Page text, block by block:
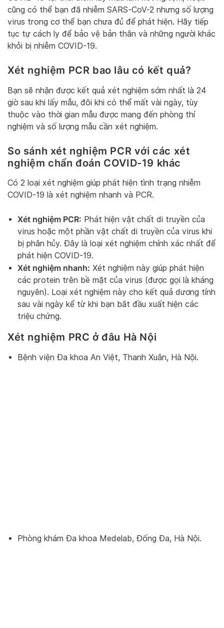
cũng có thể bạn đã nhiễm SARS-CoV-2 nhưng số lượng
virus trong cơ thể bạn chưa đủ để phát hiện. Hãy tiếp
tục tự cách ly để bảo vệ bản thân và những người khác
khỏi bị nhiễm COVID-19.
Xét nghiệm PCR bao lâu có kết quả?
Bạn sẽ nhận được kết quả xét nghiệm sớm nhất là 24
giờ sau khi lấy mẫu, đôi khi có thể mất vài ngày, tùy
thuộc vào thời gian mẫu được mang đến phòng thí
nghiệm và số lượng mẫu cần xét nghiệm.
So sánh xét nghiệm PCR với các xét
nghiệm chẩn đoán COVID-19 khác
Có 2 loại xét nghiệm giúp phát hiện tình trạng nhiễm
COVID-19 là xét nghiệm nhanh và PCR.
Xét nghiệm PCR: Phát hiện vật chất di truyền của
virus hoặc một phần vật chất di truyền của virus khi
bị phân hủy. Đây là loại xét nghiệm chính xác nhất để
phát hiện COVID-19.
Xét nghiệm nhanh: Xét nghiệm này giúp phát hiện
các protein trên bề mặt của virus (được gọi là kháng
nguyên). Loại xét nghiệm này cho kết quả dương tính
sau vài ngày kể từ khi bạn bắt đầu xuất hiện các
triệu chứng.
Xét nghiệm PRC ở đâu Hà Nội
Bệnh viện Đa khoa An Việt, Thanh Xuân, Hà Nội.
Phòng khám Đa khoa Medelab, Đống Đa, Hà Nội.